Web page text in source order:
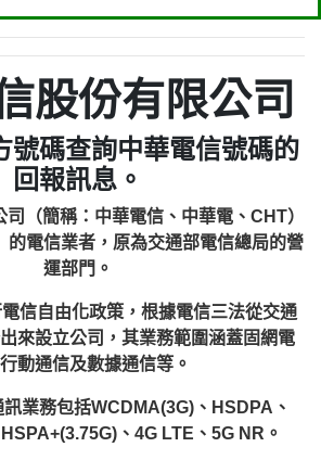
股份有限公司
號碼查詢中華電信號碼的
回報訊息。
（簡稱：中華電信、中華電、CHT）
的電信業者，原為交通部電信總局的營
運部門。
信自由化政策，根據電信三法從交通
來設立公司，其業務範圍涵蓋固網電
動通信及數據通信等。
業務包括WCDMA(3G)、HSDPA、
、4G LTE、5G NR。